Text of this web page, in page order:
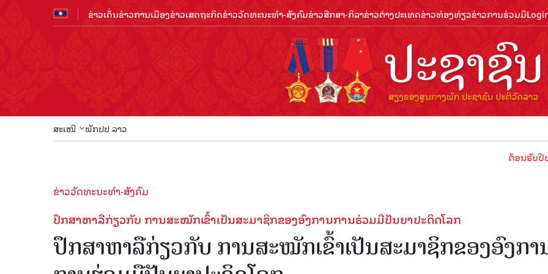
ຂ່າວເດັ່ນຂ່າວການເມືອງຂ່າວເສດຖະກິດຂ່າວວັດທະນະທຳ-ສັງຄົມຂ່າວສືກສາ-ກິລາຂ່າວຕ່າງປະເທດຂ່າວທ່ອງທ່ຽວຂ່າວການຮ່ວມມື
ສະເໜີ ພັກປປ ລາວ
ຕ້ອນຮັບປີທ່ອງທ່ຽ
ຂ່າວວັດທະນະທຳ-ສັງຄົມ
ປຶກສາຫາລືກ່ຽວກັບ ການສະໝັກເຂົ້າເປັນສະມາຊິກຂອງອົງການການຮ່ວມມືປັນຍາປະດິດໂລກ
ປຶກສາຫາລືກ່ຽວກັບ ການສະໝັກເຂົ້າເປັນສະມາຊິກຂອງອົງກາ